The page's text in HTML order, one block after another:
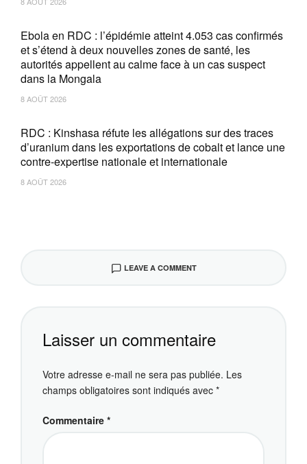
Ebola en RDC : l’épidémie atteint 4.053 cas confirmés
et s’étend à deux nouvelles zones de santé, les
autorités appellent au calme face à un cas suspect
dans la Mongala
8 AOÛT 2026
RDC : Kinshasa réfute les allégations sur des traces
d’uranium dans les exportations de cobalt et lance une
contre-expertise nationale et internationale
8 AOÛT 2026
LEAVE A COMMENT
Laisser un commentaire
Votre adresse e-mail ne sera pas publiée. Les
champs obligatoires sont indiqués avec *
Commentaire *